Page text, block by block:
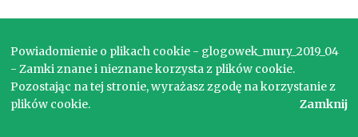
Powiadomienie o plikach cookie - glogowek_mury_2019_04
- Zamki znane i nieznane korzysta z plików cookie.
Pozostając na tej stronie, wyrażasz zgodę na korzystanie z
plików cookie.
Zamknij